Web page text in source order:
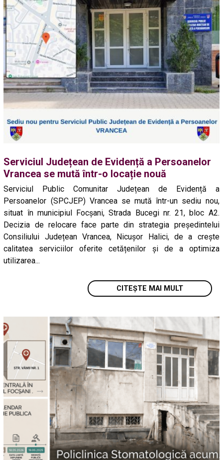
Serviciul Județean de Evidență a Persoanelor
Vrancea se mută într-o locație nouă
Serviciul Public Comunitar Județean de Evidență a
Persoanelor (SPCJEP) Vrancea se mută într-un sediu nou,
situat în municipiul Focșani, Strada Bucegi nr. 21, bloc A2.
Decizia de relocare face parte din strategia președintelui
Consiliului Județean Vrancea, Nicușor Halici, de a crește
calitatea serviciilor oferite cetățenilor și de a optimiza
utilizarea...
CITEȘTE MAI MULT